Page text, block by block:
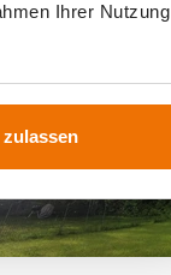
Ihrer Nutzung